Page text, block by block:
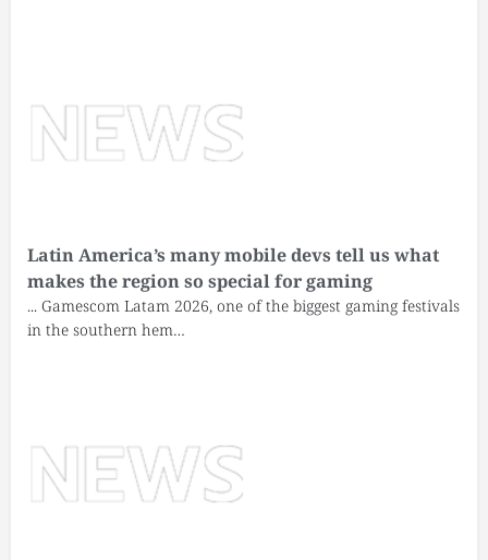
Latin America’s many mobile devs tell us what
makes the region so special for gaming
... Gamescom Latam 2026, one of the biggest gaming festivals
in the southern hem…